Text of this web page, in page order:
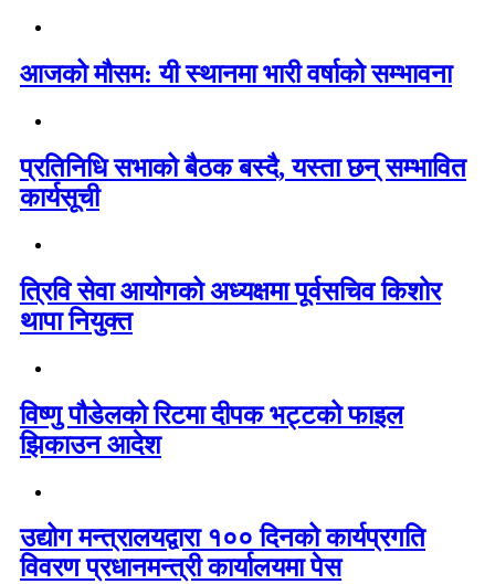
आजको मौसम: यी स्थानमा भारी वर्षाको सम्भावना
प्रतिनिधि सभाको बैठक बस्दै, यस्ता छन् सम्भावित
कार्यसूची
त्रिवि सेवा आयोगको अध्यक्षमा पूर्वसचिव किशोर
थापा नियुक्त
विष्णु पौडेलको रिटमा दीपक भट्टको फाइल
झिकाउन आदेश
उद्योग मन्त्रालयद्वारा १०० दिनको कार्यप्रगति
विवरण प्रधानमन्त्री कार्यालयमा पेस